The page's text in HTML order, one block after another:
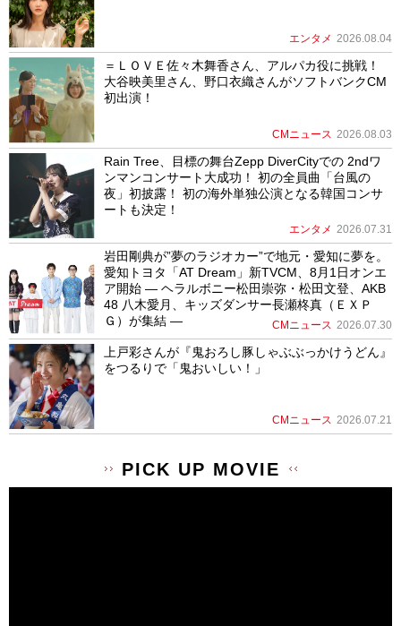
エンタメ 2026.08.04
＝ＬＯＶＥ佐々木舞香さん、アルパカ役に挑戦！
大谷映美里さん、野口衣織さんがソフトバンクCM
初出演！
CMニュース 2026.08.03
Rain Tree、目標の舞台Zepp DiverCityでの 2ndワ
ンマンコンサート大成功！ 初の全員曲「台風の
夜」初披露！ 初の海外単独公演となる韓国コンサ
ートも決定！
エンタメ 2026.07.31
岩田剛典が”夢のラジオカー”で地元・愛知に夢を。
愛知トヨタ「AT Dream」新TVCM、8月1日オンエ
ア開始 ― ヘラルボニー松田崇弥・松田文登、AKB
48 八木愛月、キッズダンサー長瀬柊真（ＥＸＰ
Ｇ）が集結 ―
CMニュース 2026.07.30
上戸彩さんが『鬼おろし豚しゃぶぶっかけうどん』
をつるりで「鬼おいしい！」
CMニュース 2026.07.21
PICK UP MOVIE